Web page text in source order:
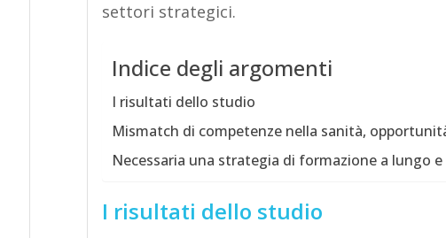
settori strategici.
Indice degli argomenti
I risultati dello studio
Mismatch di competenze nella sanità,
Necessaria una strategia di formazione a lungo
I risultati dello studio